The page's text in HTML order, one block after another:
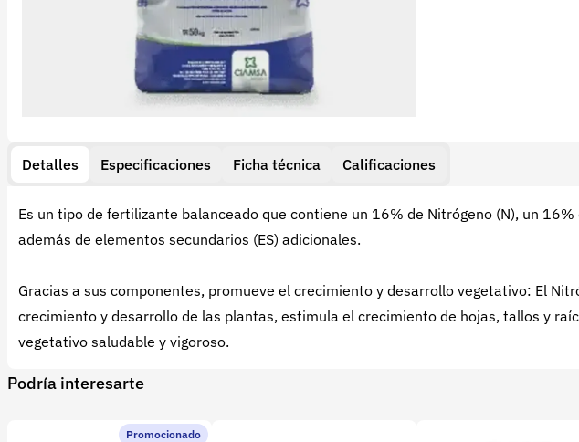
Detalles Especificaciones Ficha técnica Calificaciones
Es un tipo de fertilizante balanceado que contiene un 16% de Nitrógeno (N), un
además de elementos secundarios (ES) adicionales.
Gracias a sus componentes, promueve el crecimiento y desarrollo vegetativo: El
crecimiento y desarrollo de las plantas, estimula el crecimiento de hojas, tallos y
vegetativo saludable y vigoroso.
Podría interesarte
Promocionado